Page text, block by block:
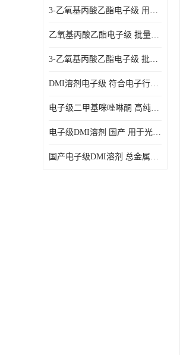
3-乙氧基丙酸乙酯电子级 用于剥离液 国产
乙氧基丙酸乙酯电子级 批量供应 电子级
3-乙氧基丙酸乙酯电子级 批量供应
DMI溶剂电子级 符合电子行业要求
电子级二甲基咪唑啉酮 高纯度 用于光阻
电子级DMI溶剂 国产 用于光刻胶
国产电子级DMI溶剂 总金属小于20ppb 用于半导体清洗